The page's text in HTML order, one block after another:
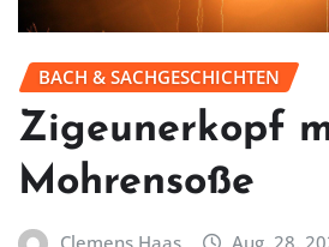
BACH & SACHGESCHICHTEN
Zigeunerkopf
Mohrensoße